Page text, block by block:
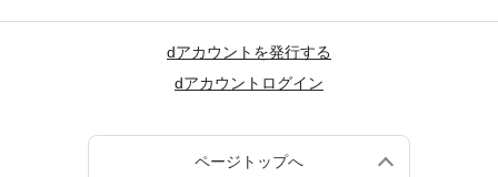
dアカウントを発行する
dアカウントログイン
ページトップへ